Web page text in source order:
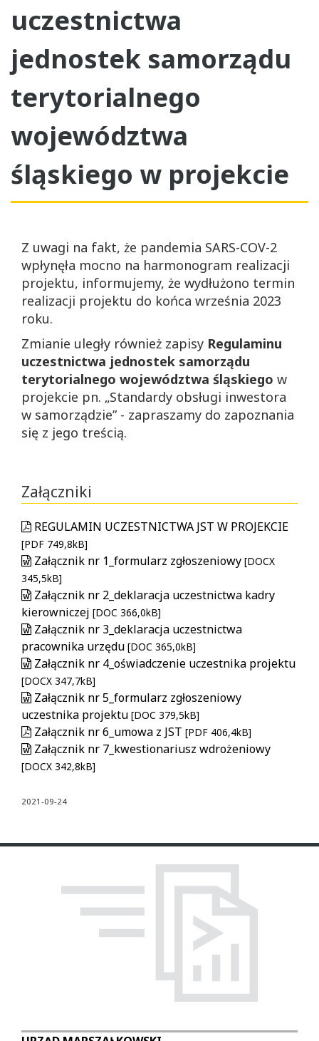
uczestnictwa
jednostek samorządu
terytorialnego
województwa
śląskiego w projekcie
Z uwagi na fakt, że pandemia SARS-COV-2
wpłynęła mocno na harmonogram realizacji
projektu, informujemy, że wydłużono termin
realizacji projektu do końca września 2023
roku.
Zmianie uległy również zapisy Regulaminu
uczestnictwa jednostek samorządu
terytorialnego województwa śląskiego w
projekcie pn. „Standardy obsługi inwestora
w samorządzie” - zapraszamy do zapoznania
się z jego treścią.
Załączniki
REGULAMIN UCZESTNICTWA JST W PROJEKCIE
[PDF 749,8kB]
Załącznik nr 1_formularz zgłoszeniowy [DOCX
345,5kB]
Załącznik nr 2_deklaracja uczestnictwa kadry
kierowniczej [DOC 366,0kB]
Załącznik nr 3_deklaracja uczestnictwa
pracownika urzędu [DOC 365,0kB]
Załącznik nr 4_oświadczenie uczestnika projektu
[DOCX 347,7kB]
Załącznik nr 5_formularz zgłoszeniowy
uczestnika projektu [DOC 379,5kB]
Załącznik nr 6_umowa z JST [PDF 406,4kB]
Załącznik nr 7_kwestionariusz wdrożeniowy
[DOCX 342,8kB]
2021-09-24